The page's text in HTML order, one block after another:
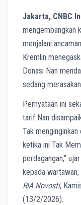
Jakarta, CNBC
mengembangkan
menjalani
Kremlin
Donasi Nan
sedang
Pernyataan ini
tarif Nan
Tak
ketika ini Tak
perdagangan,”
kepada
RIA Novosti,
(13/2/2026).